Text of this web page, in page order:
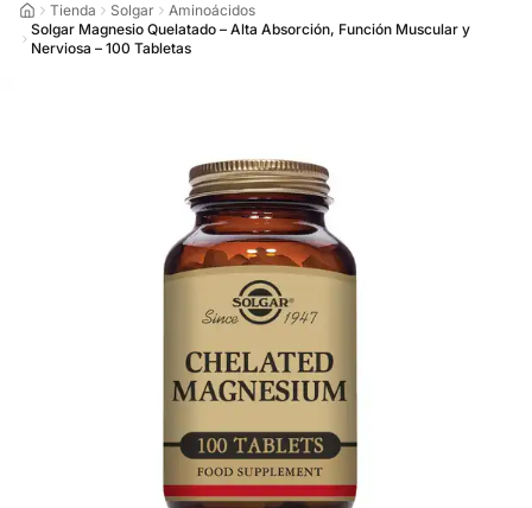
Tienda Solgar
Aminoácidos
Solgar Magnesio Quelatado – Alta Absorción, Función Muscular y
Nerviosa – 100 Tabletas